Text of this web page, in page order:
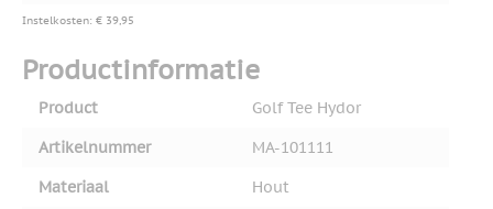
Instelkosten: € 39,95
Productinformatie
Product
Golf Tee Hydor
Artikelnummer
MA-101111
Materiaal
Hout